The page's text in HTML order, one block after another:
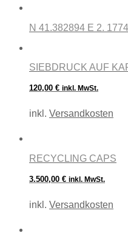
N 41.382894 E 2.
SIEBDRUCK AUF
120,00 € inkl. MwSt.
inkl. Versandkosten
RECYCLING CAPS
3.500,00 € inkl. MwSt.
inkl. Versandkosten